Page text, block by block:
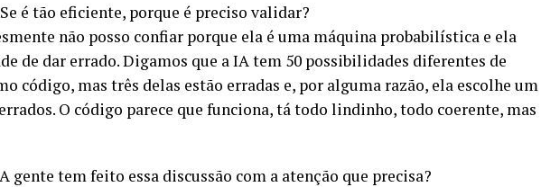
Se é tão eficiente, porque é preciso validar?
não posso confiar porque ela é uma máquina probabilística e ela
de dar errado. Digamos que a IA tem 50 possibilidades diferentes de
código, mas três delas estão erradas e, por alguma razão, ela escolhe um
O código parece que funciona, tá todo lindinho, todo coerente, mas
A gente tem feito essa discussão com a atenção que precisa?